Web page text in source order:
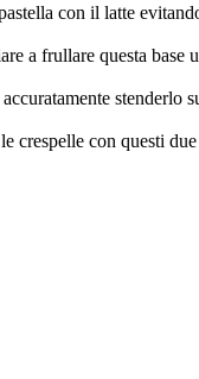
con il latte
a frullare questa base
con questi